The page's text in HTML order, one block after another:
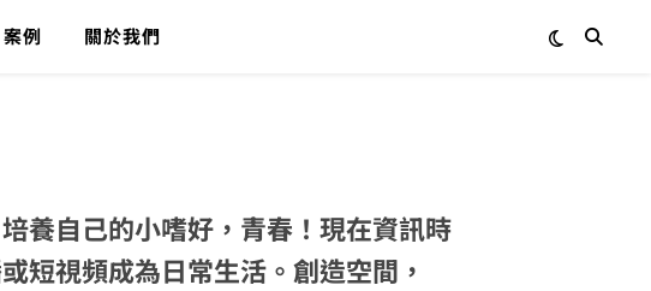
案例 關於我們
養自己的小嗜好，青春！現在資訊時
短視頻成為日常生活。創造空間，